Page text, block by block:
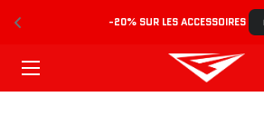
-20% SUR LES ACCESSOIRES